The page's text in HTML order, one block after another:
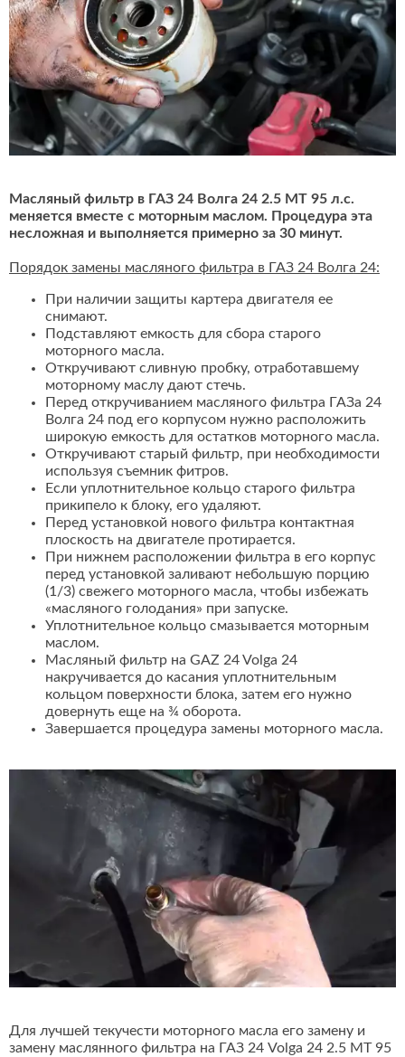
Масляный фильтр в ГАЗ 24 Волга 24 2.5 MT 95 л.с.
меняется вместе с моторным маслом. Процедура эта
несложная и выполняется примерно за 30 минут.
Порядок замены масляного фильтра в ГАЗ 24 Волга 24:
При наличии защиты картера двигателя ее
снимают.
Подставляют емкость для сбора старого
моторного масла.
Откручивают сливную пробку, отработавшему
моторному маслу дают стечь.
Перед откручиванием масляного фильтра ГАЗа 24
Волга 24 под его корпусом нужно расположить
широкую емкость для остатков моторного масла.
Откручивают старый фильтр, при необходимости
используя съемник фитров.
Если уплотнительное кольцо старого фильтра
прикипело к блоку, его удаляют.
Перед установкой нового фильтра контактная
плоскость на двигателе протирается.
При нижнем расположении фильтра в его корпус
перед установкой заливают небольшую порцию
(1/3) свежего моторного масла, чтобы избежать
«масляного голодания» при запуске.
Уплотнительное кольцо смазывается моторным
маслом.
Масляный фильтр на GAZ 24 Volga 24
накручивается до касания уплотнительным
кольцом поверхности блока, затем его нужно
довернуть еще на ¾ оборота.
Завершается процедура замены моторного масла.
Для лучшей текучести моторного масла его замену и
замену маслянного фильтра на ГАЗ 24 Volga 24 2.5 MT 95